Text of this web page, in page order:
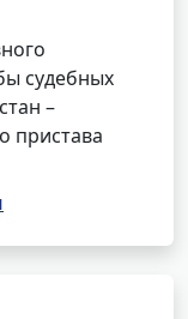
судебных
–
пристава